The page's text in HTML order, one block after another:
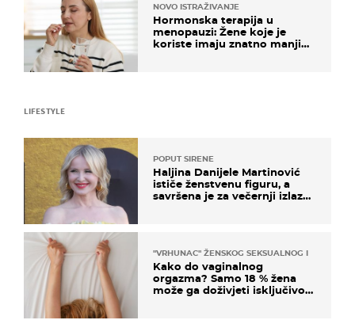
NOVO ISTRAŽIVANJE
Hormonska terapija u
menopauzi: Žene koje je
koriste imaju znatno manji
LIFESTYLE
POPUT SIRENE
Haljina Danijele Martinović
ističe ženstvenu figuru, a
savršena je za večernji izlazak
"VRHUNAC" ŽENSKOG SEKSUALNOG ISKUSTVA
Kako do vaginalnog
orgazma? Samo 18 % žena
može ga doživjeti isključivo